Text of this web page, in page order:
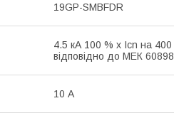
19GP-SMBFDR
4.5 кА 100 % x Icn на 400
відповідно до МЕК
10 А